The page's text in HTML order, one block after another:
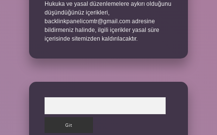
Hukuka ve yasal düzenlemelere aykırı olduğunu
düşündüğünüz içerikleri,
backlinkpanelicomtr@gmail.com adresine
bildirmeniz halinde, ilgili içerikler yasal süre
içerisinde sitemizden kaldırılacaktır.